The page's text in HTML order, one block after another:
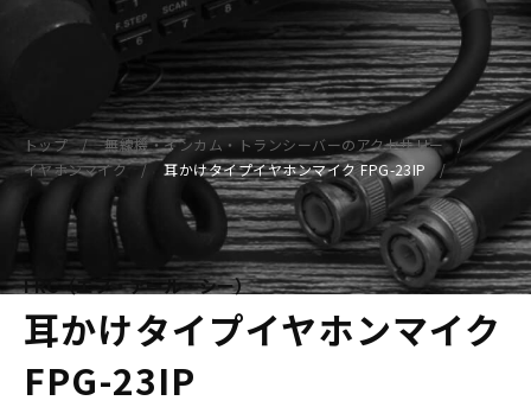
トップ
無線機・インカム・トランシーバーのアクセサリー
イヤホンマイク
耳かけタイプイヤホンマイク FPG-23IP
FRC（エフ・アール・シー）
耳かけタイプイヤホンマイク
FPG-23IP